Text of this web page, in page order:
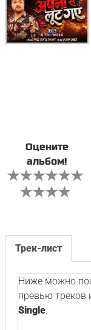
Оцените
альбом!
Трек-лист
Ниже можно
превью треков
Single.